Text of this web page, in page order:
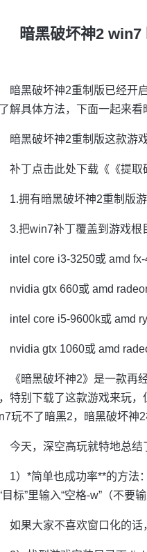
暗黑破坏神2
暗黑破坏神2重制版已经开
解具体方法，下面一起来看
暗黑破坏神2重制版这款游
补丁点击此处下载《《提
1.拥有暗黑破坏神2重制版
3.把win7补丁覆盖到游戏根
intel core i3-3250或 amd
nvidia gtx 660或 amd
intel core i5-9600k或 amd
nvidia gtx 1060或 amd
《暗黑破坏神2》是一款再
特别下载了这款游戏来玩，
玩不了暗黑2，暗黑破坏神
今天，深空高玩就特地总结
1）*简单也成功率**的方法
目标”里输入“空格-w”（不要
如果大家不喜欢窗口化的话